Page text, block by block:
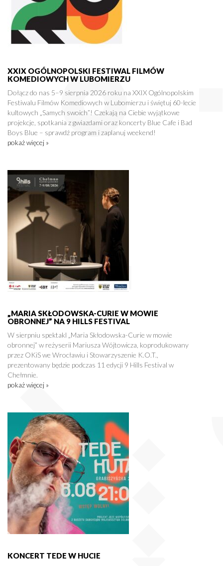
XXIX OGÓLNOPOLSKI FESTIWAL FILMÓW
KOMEDIOWYCH W LUBOMIERZU
Dołącz do nas 5–9 sierpnia 2026 roku na XXIX Ogólnopolskim
Festiwalu Filmów Komediowych w Lubomierzu i świętuj 60-lecie
kultowych „Samych swoich”! Czekają na Ciebie wyjątkowe
projekcje, spotkania z gwiazdami oraz koncerty Blue Cafe i Bad
Boys Blue – sprawdź program i zaplanuj weekend!
pokaż więcej »
„MARIA SKŁODOWSKA-CURIE W MOWIE
OBRONNEJ” NA 9 HILLS FESTIVAL
W sierpniu spektakl „Maria Skłodowska-Curie w mowie
obronnej” w reżyserii Mariusza Wójtowicza, koprodukowany
przez OKiS we Wrocławiu i Stowarzyszenie K.O.T.,
prezentowany będzie podczas 11 edycji 9 Hills Festival w
Chełmnie.
pokaż więcej »
KONCERT TEDE W HUCIE